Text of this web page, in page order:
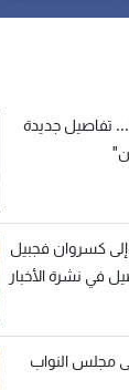
تفاصيل جديدة
إلى كسروان فجبيل
في نشرة الأخبار
وظائف
شروط